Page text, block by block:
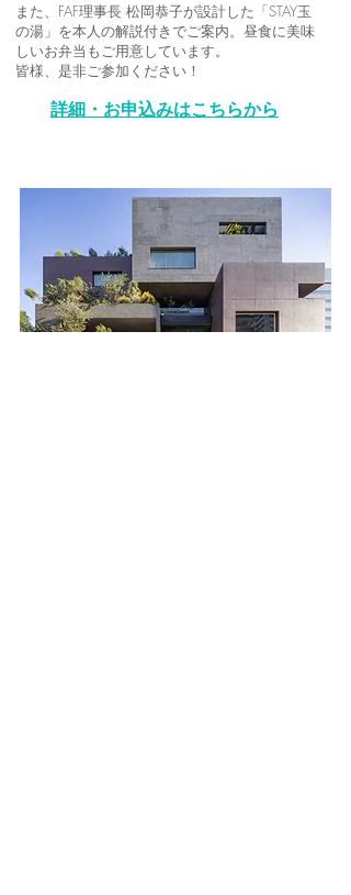
また、FAF理事長 松岡恭子が設計した「STAY玉
の湯」を本人の解説付きでご案内。昼食に美味
しいお弁当もご用意しています。
皆様、是非ご参加ください！
詳細・お申込みはこちらから